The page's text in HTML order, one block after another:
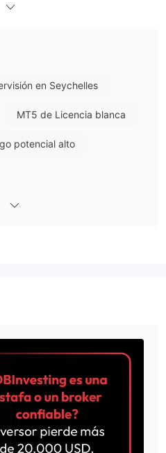
información simple
una breve conclusión para
a Dbinvesting dependiendo
avanzadas.
primas e índices, que ofrece
superior y análisis de
de trading multiactivo que
mercados financieros,
y una amplia gama de
en Seychelles
MT5 de Licencia blanca
potencial alto